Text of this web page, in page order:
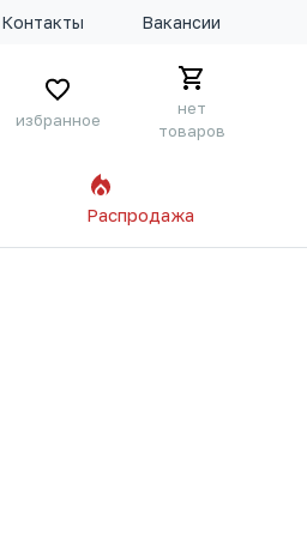
Контакты Вакансии
избранное
нет
товаров
Распродажа